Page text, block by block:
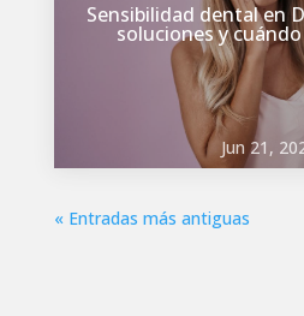
Sensibilidad dental en
soluciones y
Jun 21,
« Entradas más antiguas